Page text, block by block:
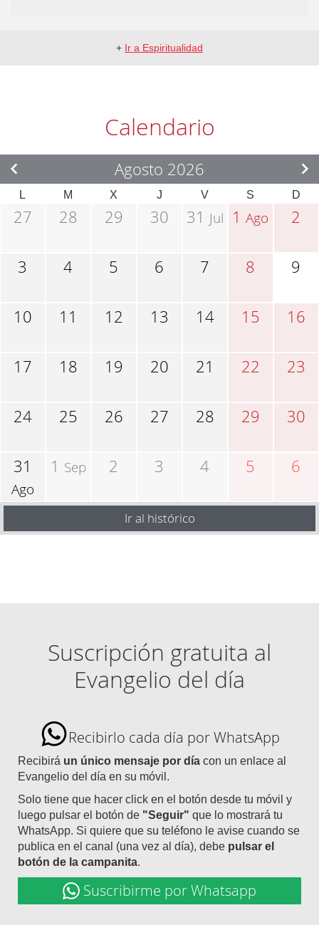
+ Ir a Espiritualidad
Calendario
Agosto 2026
L M X J V S D
27 28 29 30 31 Jul 1Ago 2
3 4 5 6 7 8 9
10 11 12 13 14 15 16
17 18 19 20 21 22 23
24 25 26 27 28 29 30
31
Ago
1 Sep 2 3 4 5 6
Ir al histórico
Suscripción gratuita al
Evangelio del día
Recibirlo cada día por WhatsApp
Recibirá un único mensaje por día con un enlace al
Evangelio del día en su móvil.
Solo tiene que hacer click en el botón desde tu móvil y
luego pulsar el botón de "Seguir" que lo mostrará tu
WhatsApp. Si quiere que su teléfono le avise cuando se
publica en el canal (una vez al día), debe pulsar el
botón de la campanita.
Suscribirme por Whatsapp